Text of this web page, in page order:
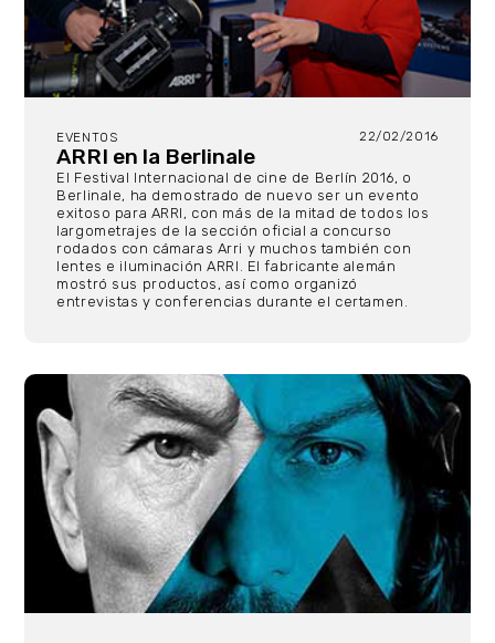
EVENTOS 22/02/2016
ARRI en la Berlinale
El Festival Internacional de cine de Berlín 2016, o
Berlinale, ha demostrado de nuevo ser un evento
exitoso para ARRI, con más de la mitad de todos los
largometrajes de la sección oficial a concurso
rodados con cámaras Arri y muchos también con
lentes e iluminación ARRI. El fabricante alemán
mostró sus productos, así como organizó
entrevistas y conferencias durante el certamen.